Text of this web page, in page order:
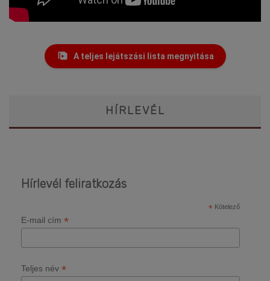
A teljes lejátszási lista megnyitása
HÍRLEVÉL
Hírlevél feliratkozás
* Kötelező
E-mail cím *
Teljes név *